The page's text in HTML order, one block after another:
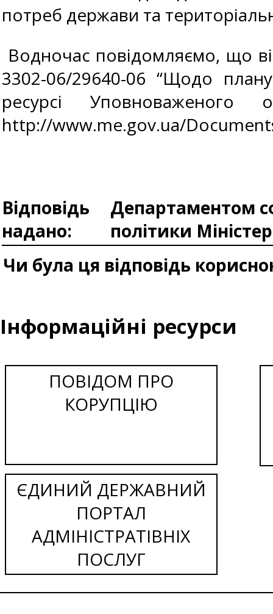
потреб держави та
Водночас повідомляємо, що
3302-06/29640-06 “Щодо
ресурсі
http://www.me.gov.ua/
Відповідь
надано:
Департаментом
політики
Чи була ця відповідь
Інформаційні ресурси
ПОВІДОМ ПРО
КОРУПЦІЮ
ЄДИНИЙ ДЕРЖАВНИЙ
ПОРТАЛ
АДМІНІСТРАТІВНІХ
ПОСЛУГ